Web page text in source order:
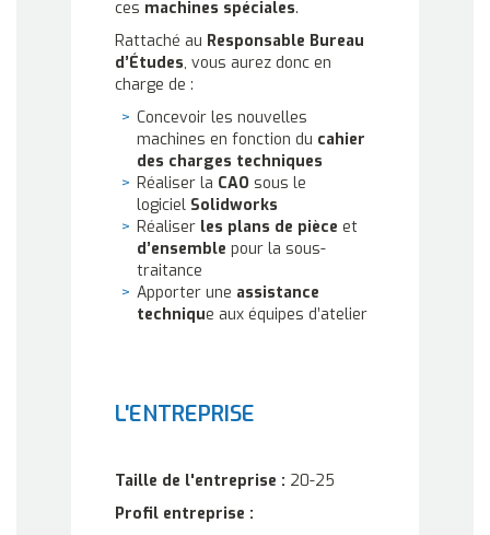
ces machines spéciales.
Rattaché au Responsable Bureau
d’Études, vous aurez donc en
charge de :
Concevoir les nouvelles
machines en fonction du cahier
des charges techniques
Réaliser la CAO sous le
logiciel Solidworks
Réaliser les plans de pièce et
d’ensemble pour la sous-
traitance
Apporter une assistance
technique aux équipes d’atelier
L'ENTREPRISE
Taille de l'entreprise : 20-25
Profil entreprise :